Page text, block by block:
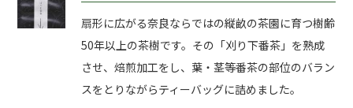
扇形に広がる奈良ならではの縦畝の茶園に育つ樹齢
50年以上の茶樹です。その「刈り下番茶」を熟成
させ、焙煎加工をし、葉・茎等番茶の部位のバラン
スをとりながらティーバッグに詰めました。